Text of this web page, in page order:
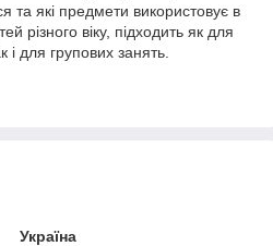
та які предмети використовує в
різного віку, підходить як для
і для групових занять.
Україна